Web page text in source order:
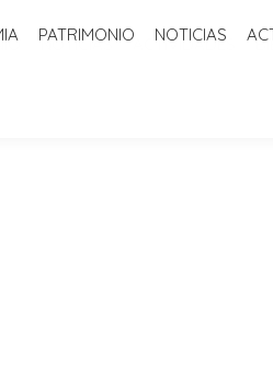
NOTICIAS ACTIVIDADES
PATRIMONIO NOTICIAS